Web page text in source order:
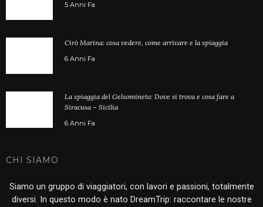
5 Anni Fa
Cirò Marina: cosa vedere, come arrivare e la spiaggia
6 Anni Fa
La spiaggia del Gelsomineto: Dove si trova e cosa fare a
Siracusa – Sicilia
6 Anni Fa
CHI SIAMO
Siamo un gruppo di viaggiatori, con lavori e passioni, totalmente
diversi. In questo modo è nato DreamTrip: raccontare le nostre